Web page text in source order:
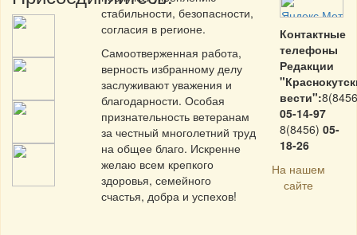
стабильности, безопасности,
согласия в регионе.
Самоотверженная работа,
верность избранному делу
заслуживают уважения и
благодарности. Особая
признательность ветеранам
за честный многолетний труд
на общее благо. Искренне
желаю всем крепкого
здоровья, семейного
счастья, добра и успехов!
Контактные
телефоны
Редакции
вести":
05-14-97
8(8456) 05-
18-26
На нашем
сайте